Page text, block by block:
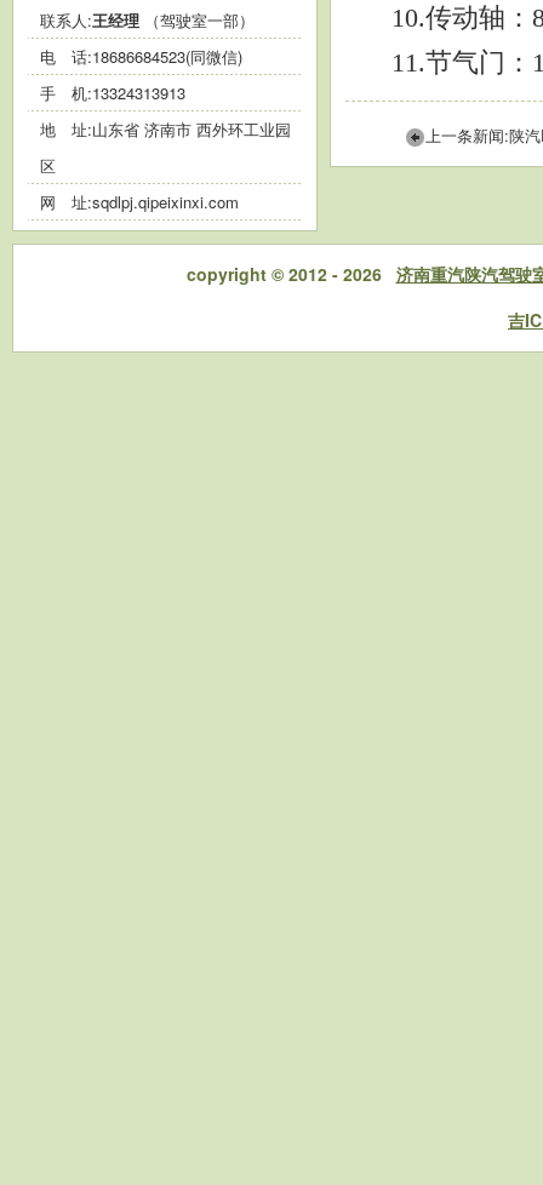
联系人:王经理 （驾驶室一部）
电 话:18686684523(同微信)
手 机:13324313913
地 址:山东省 济南市 西外环工业园
区
网 址:sqdlpj.qipeixinxi.com
10.传动轴：
11.节气门：
上一条新闻:陕
copyright © 2012 - 2026 济南重汽陕汽驾驶
吉